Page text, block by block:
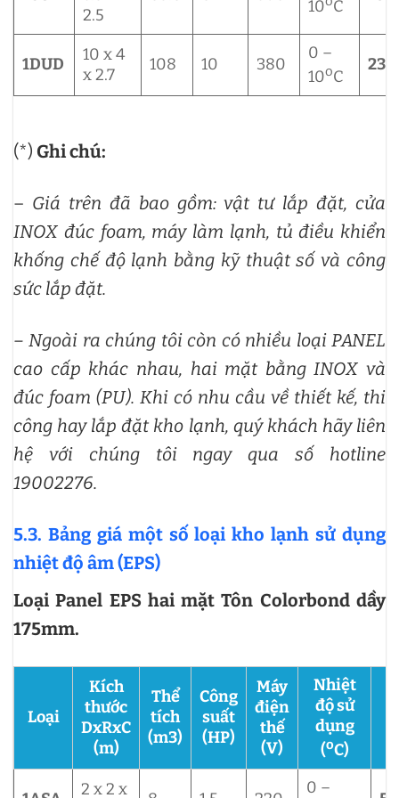
2.5
10 C
1DUD
10 x 4
x 2.7
108 10 380
0 –
10oC
(*) Ghi chú:
– Giá trên đã bao gồm: vật tư lắp đặt, cửa
INOX đúc foam, máy làm lạnh, tủ điều khiển
khống chế độ lạnh bằng kỹ thuật số và công
sức lắp đặt.
– Ngoài ra chúng tôi còn có nhiều loại PANEL
cao cấp khác nhau, hai mặt bằng INOX và
đúc foam (PU). Khi có nhu cầu về thiết kế, thi
công hay lắp đặt kho lạnh, quý khách hãy liên
hệ với chúng tôi ngay qua số hotline
19002276.
5.3. Bảng giá một số loại kho lạnh sử dụng
nhiệt độ âm (EPS)
Loại Panel EPS hai mặt Tôn Colorbond dầy
175mm.
Loại
Kích
thước
DxRxC
(m)
Thể
tích
(m3)
Công
suất
(HP)
Máy
điện
thế
(V)
Nhiệt
độ sử
dụng
(oC)
2 x 2 x 0 –